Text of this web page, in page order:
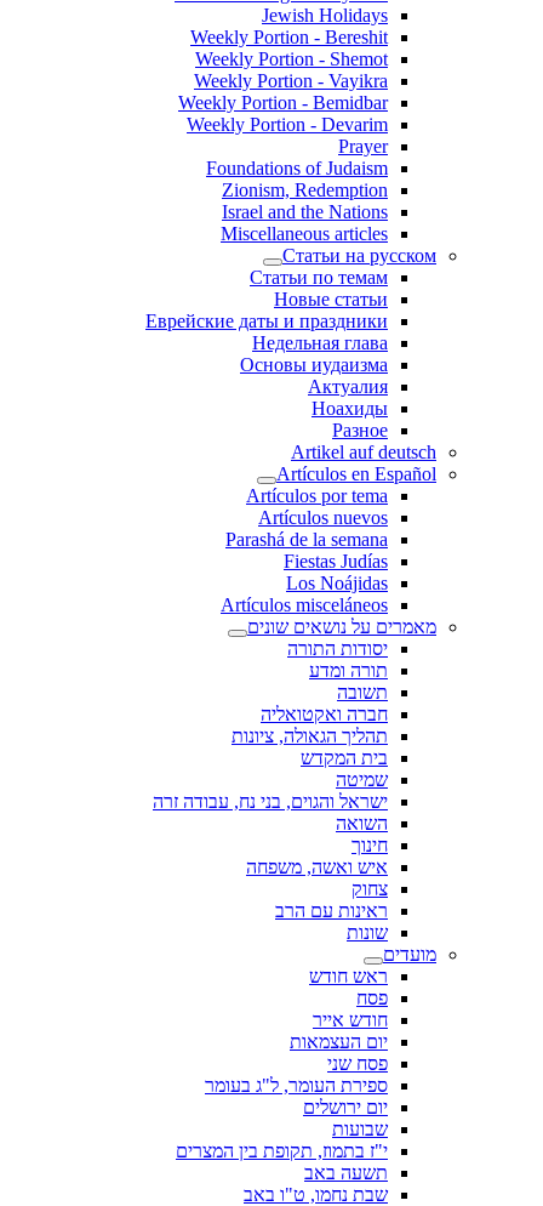
Jewish Holidays
Weekly Portion - Bereshit
Weekly Portion - Shemot
Weekly Portion - Vayikra
Weekly Portion - Bemidbar
Weekly Portion - Devarim
Prayer
Foundations of Judaism
Zionism, Redemption
Israel and the Nations
Miscellaneous articles
Статьи на русском
Статьи по темам
Новые статьи
Еврейские даты и праздники
Недельная глава
Основы иудаизма
Актуалия
Ноахиды
Разное
Artikel auf deutsch
Artículos en Español
Artículos por tema
Artículos nuevos
Parashá de la semana
Fiestas Judías
Los Noájidas
Artículos misceláneos
מאמרים על נושאים שונים
יסודות התורה
תורה ומדע
תשובה
חברה ואקטואליה
תהליך הגאולה, ציונות
בית המקדש
שמיטה
ישראל והגוים, בני נח, עבודה זרה
השואה
חינוך
איש ואשה, משפחה
צחוק
ראינות עם הרב
שונות
מועדים
ראש חודש
פסח
חודש אייר
יום העצמאות
פסח שני
ספירת העומר, ל"ג בעומר
יום ירושלים
שבועות
י"ז בתמוז, תקופת בין המצרים
תשעה באב
שבת נחמו, ט"ו באב